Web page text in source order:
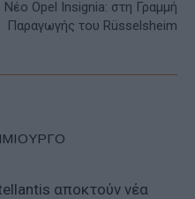
Νέο Opel Insignia: στη Γραμμή
Παραγωγής του Rüsselsheim
αποκτούν νέα